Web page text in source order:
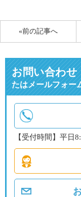
«前の記事へ
お問い合わせ
たはメールフォー
【受付時間】平日